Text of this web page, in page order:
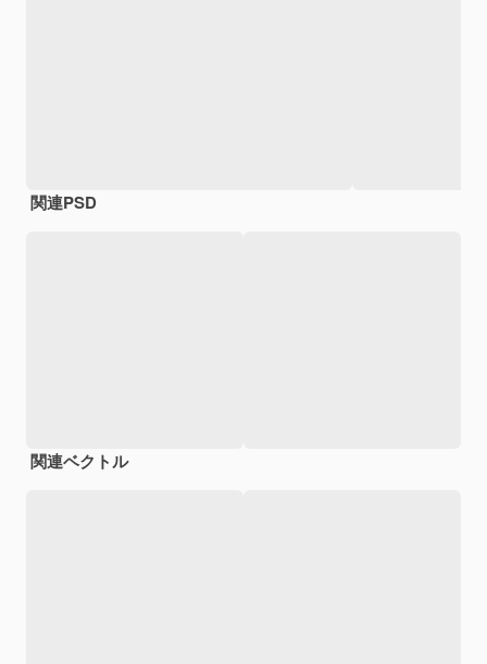
関連PSD
関連ベクトル